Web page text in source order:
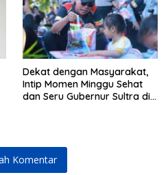
Dekat dengan Masyarakat,
Intip Momen Minggu Sehat
dan Seru Gubernur Sultra di
Komentar